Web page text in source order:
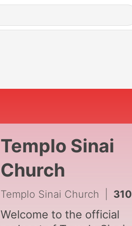
Templo Sinai
Church
Templo Sinai Church 310 - Colosenses 1:13–16 | Pastor Efren Valle
Welcome to the official